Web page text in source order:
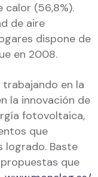
calor (56,8%).
de aire
dispone de
en 2008.
en la
la innovación de
fotovoltaica,
que
logrado. Baste
que